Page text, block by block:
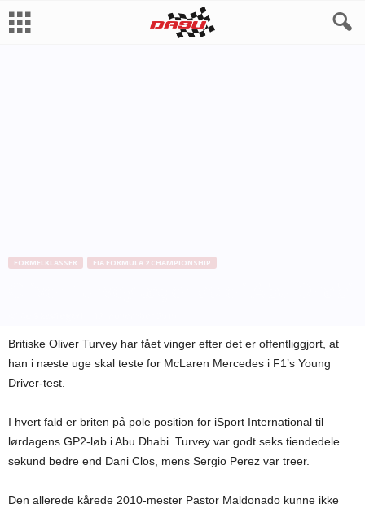
FORMELKLASSER FIA FORMULA 2 CHAMPIONSHIP
Britiske Oliver Turvey har fået vinger efter det er offentliggjort, at
han i næste uge skal teste for McLaren Mercedes i F1’s Young
Driver-test.
I hvert fald er briten på pole position for iSport International til
lørdagens GP2-løb i Abu Dhabi. Turvey var godt seks tiendedele
sekund bedre end Dani Clos, mens Sergio Perez var treer.
Den allerede kårede 2010-mester Pastor Maldonado kunne ikke